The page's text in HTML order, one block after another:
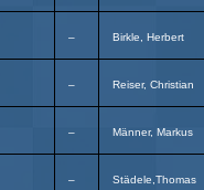
– Birkle, Herbert
– Reiser, Christian
– Männer, Markus
– Städele,Thomas